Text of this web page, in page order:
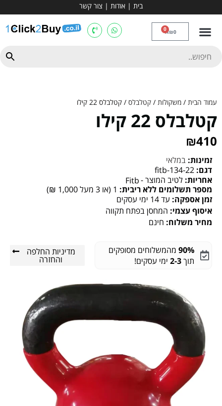
בית | אודות | צור קשר
₪0
0
עמוד הבית / משקולות / קטלבלס / קטלבלס 22 קילו
קטלבלס 22 קילו
₪410
זמינות: במלאי
דגם: fitb-134-22
אחריות: לטיב המוצר -Fitb
מספר תשלומים ללא ריבית: 1 (או 3 מעל 1,000 ₪)
זמן אספקה: עד 14 ימי עסקים
איסוף עצמי: המחסן בפתח תקווה
מחיר משלוח: חינם
90% מהמשלוחים מסופקים
תוך2-3 ימי עסקים!
מדיניות החלפה
והחזרה